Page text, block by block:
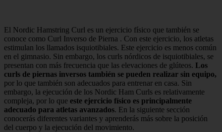
El Nordic Hamstring Curl es un ejercicio físico que también se
conoce como Curl Inverso de Pierna . Con este ejercicio, los atletas
estimulan los llamados isquiotibiales. Este ejercicio es menos común
en el gimnasio. Sin embargo, los curls nórdicos de isquiotibiales, se
presentan con más frecuencia que las elevaciones de glúteos. Los
curls de piernas inversos también se pueden realizar sin equipo,
por lo que también son adecuados para entrenar en casa. Sin
embargo, la ejecución de los Nordic Ham Curls es relativamente
compleja, por lo que este ejercicio físico es principalmente
adecuado para atletas avanzados. En la siguiente sección
conocerás diferentes variantes y aprenderás más sobre la posición
del cuerpo y la ejecución del movimiento.